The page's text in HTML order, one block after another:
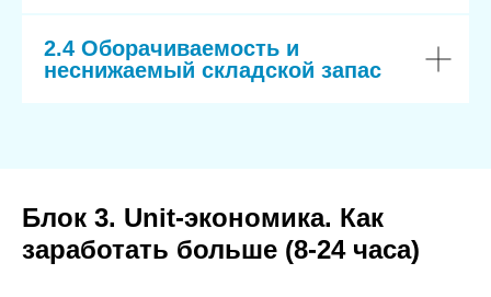
2.4 Оборачиваемость и
неснижаемый складской запас
Блок 3. Unit-экономика. Как
заработать больше (8-24 часа)